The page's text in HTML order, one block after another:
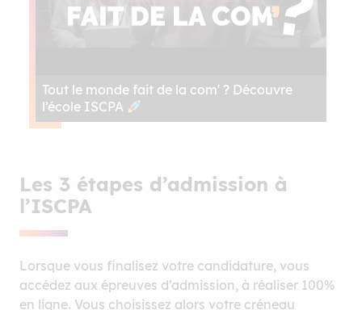
Tout le monde fait de la com' ? Découvre
l’école ISCPA
Les 3 étapes d’admission à
l’ISCPA
Lorsque vous finalisez votre candidature, vous
accédez aux épreuves d’admission, à réaliser 100%
en ligne. Vous choisissez alors votre créneau